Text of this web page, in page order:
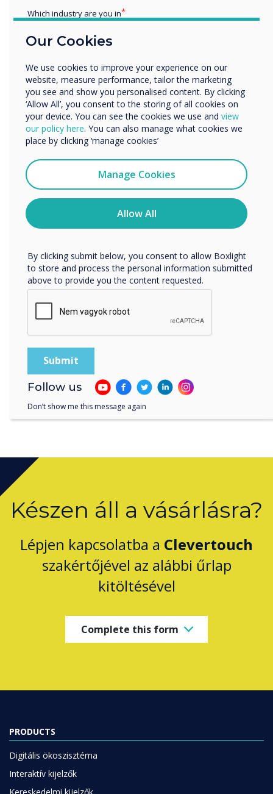
“
Signage egy könnyen
használható platformot
fejlesztett ki, amely a képi
zónákat kiemelő tervezési
sablonokkal rendelkezik."
Készen áll a vásárlásra?
Lépjen kapcsolatba a Clevertouch
szakértőjével az alábbi űrlap
kitöltésével
Complete this form
PRODUCTS
Digitális ökoszisztéma
Interaktív kijelzők
Our Cookies
We use cookies to improve your experience on our
website, measure performance, tailor the marketing
you see and show you personalised content. By clicking
‘Allow All’, you consent to the storing of all cookies on
your device. You can see the cookies we use and view
our policy here. You can also manage what cookies we
place by clicking ‘manage cookies’
Manage Cookies
Allow All
Which industry are you in
Enterprise
Organisation Name
We would like to contact you about our products and
services by email, phone, or post.
You may unsubscribe from these communications at any
time. For more information on how to unsubscribe, our
privacy practices, and how we are committed to
protecting and respecting your privacy, please review our
By clicking submit below, you consent to allow Boxlight
to store and process the personal information submitted
above to provide you the content requested.
Follow us
Don’t show me this message again